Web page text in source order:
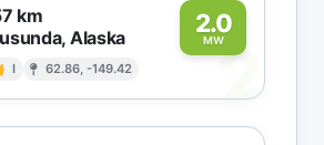
km
Alaska
I 62.86, -149.42
2.0
MW2